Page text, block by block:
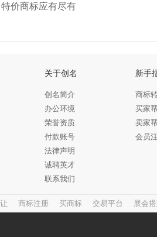
价商标应有尽有
关于创名
创名简介
办公环境
荣誉资质
付款账号
法律声明
诚聘英才
联系我们
新手
商标
买家
卖家
会员
商标注册 买商标 交易平台 展会